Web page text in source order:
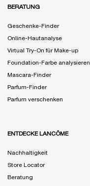
BERATUNG
Geschenke-Finder
Online-Hautanalyse
Virtual Try-On für Make-up
Foundation-Farbe analysieren
Mascara-Finder
Parfum-Finder
Parfum verschenken
ENTDECKE LANCÔME
Nachhaltigkeit
Store Locator
Beratung